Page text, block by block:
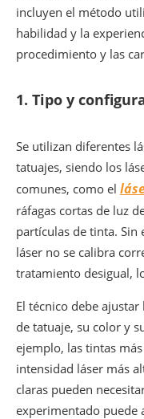
incluyen el método
habilidad y la
procedimiento y las
1. Tipo y
Se utilizan diferentes
tatuajes, siendo los
comunes, como el
ráfagas cortas de luz
partículas de tinta. Sin
láser no se calibra
tratamiento desigual,
El técnico debe
de tatuaje, su color y
ejemplo, las tintas
intensidad láser más
claras pueden
experimentado puede